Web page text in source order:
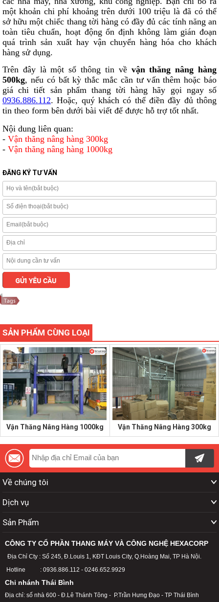
một khoản chi phí khoảng trên dưới 100 triệu là đã có thể
sở hữu một chiếc thang tời hàng có đầy đủ các tính năng an
toàn tiêu chuẩn, hoạt động ổn định không làm gián đoạn
quá trình sản xuất hay vận chuyển hàng hóa cho khách
hàng sử dụng.
Trên đây là một số thông tin về vận thăng nâng hàng
500kg, nếu có bất kỳ thắc mắc cần tư vấn thêm hoặc báo
giá chi tiết sản phẩm thang tời hàng hãy gọi ngay số
0936.886.112. Hoặc, quý khách có thể điền đầy đủ thông
tin theo form bên dưới bài viết để được hỗ trợ tốt nhất.
Nội dung liên quan:
- Vận thăng nâng hàng 300kg
- Vận thăng nâng hàng 1000kg
ĐĂNG KÝ TƯ VẤN
SẢN PHẨM CÙNG LOẠI
Vận Thăng Nâng Hàng 1000kg Vận Thăng Nâng Hàng 300kg
Về chúng tôi
Dịch vụ
Sản Phẩm
CÔNG TY CỔ PHẦN THANG MÁY VÀ CÔNG NGHỆ HEXACORP
Địa Chỉ Cty : Số 245, Đ.Louis 1, KĐT Louis City, Q.Hoàng Mai, TP Hà Nội.
Hotline : 0936.886.112 - 0246.652.9929
Chi nhánh Thái Bình
Địa chỉ: số nhà 600 - Đ.Lê Thánh Tông - P.Trần Hưng Đạo - TP Thái Bình